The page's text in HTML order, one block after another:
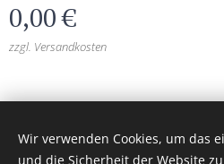
0,00€
zzgl. Versandkosten
burgkeramik.at
© 2026
Unterstützt von
Wir verwenden Cookies, um das
und die Sicherheit der Website